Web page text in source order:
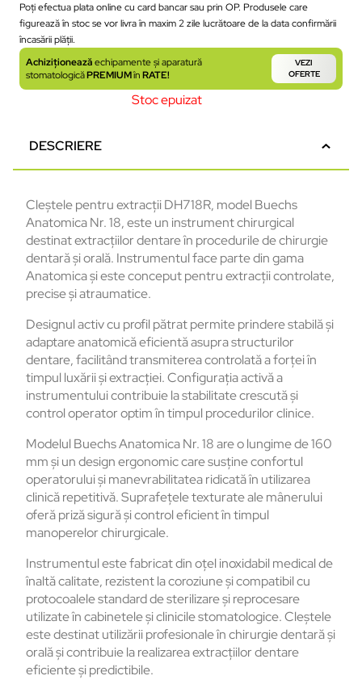
Poți efectua plata online cu card bancar sau prin OP. Produsele care
figurează în stoc se vor livra în maxim 2 zile lucrătoare de la data confirmării
încasării plății.
Achiziționeazăechipamente și aparatură
stomatologicăPREMIUMînRATE!
VEZI
OFERTE
Stoc epuizat
DESCRIERE
Cleștele pentru extracții DH718R, model Buechs
Anatomica Nr. 18, este un instrument chirurgical
destinat extracțiilor dentare în procedurile de chirurgie
dentară și orală. Instrumentul face parte din gama
Anatomica și este conceput pentru extracții controlate,
precise și atraumatice.
Designul activ cu profil pătrat permite prindere stabilă și
adaptare anatomică eficientă asupra structurilor
dentare, facilitând transmiterea controlată a forței în
timpul luxării și extracției. Configurația activă a
instrumentului contribuie la stabilitate crescută și
control operator optim în timpul procedurilor clinice.
Modelul Buechs Anatomica Nr. 18 are o lungime de 160
mm și un design ergonomic care susține confortul
operatorului și manevrabilitatea ridicată în utilizarea
clinică repetitivă. Suprafețele texturate ale mânerului
oferă priză sigură și control eficient în timpul
manoperelor chirurgicale.
Instrumentul este fabricat din oțel inoxidabil medical de
înaltă calitate, rezistent la coroziune și compatibil cu
protocoalele standard de sterilizare și reprocesare
utilizate în cabinetele și clinicile stomatologice. Cleștele
este destinat utilizării profesionale în chirurgie dentară și
orală și contribuie la realizarea extracțiilor dentare
eficiente și predictibile.